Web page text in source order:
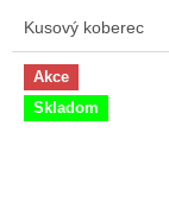
Kusový koberec
Akce
Skladom